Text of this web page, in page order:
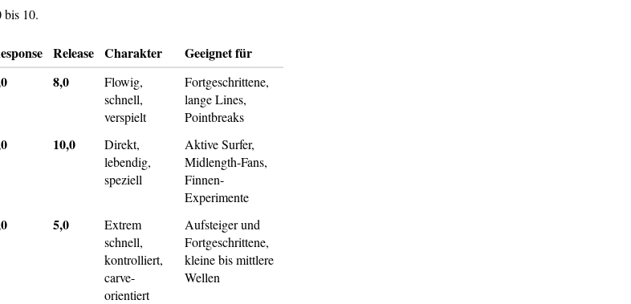
bis 10.
Release Charakter
Geeignet für
8,0
Flowig,
schnell,
verspielt
Fortgeschrittene,
lange Lines,
Pointbreaks
10,0
Direkt,
lebendig,
speziell
Aktive Surfer,
Midlength-Fans,
Finnen-
Experimente
5,0
Extrem
schnell,
kontrolliert,
carve-
orientiert
Aufsteiger und
Fortgeschrittene,
kleine bis mittlere
Wellen